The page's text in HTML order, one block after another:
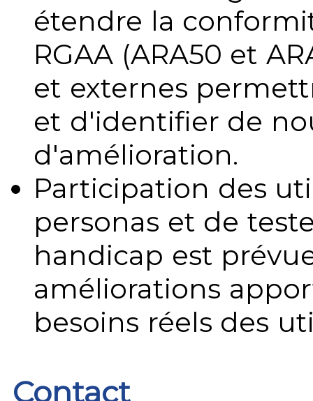
étendre la
RGAA (ARA50 et
et externes
et d'identifier de
d'amélioration.
Participation des
personas et de
handicap est
améliorations
besoins réels des
Contact